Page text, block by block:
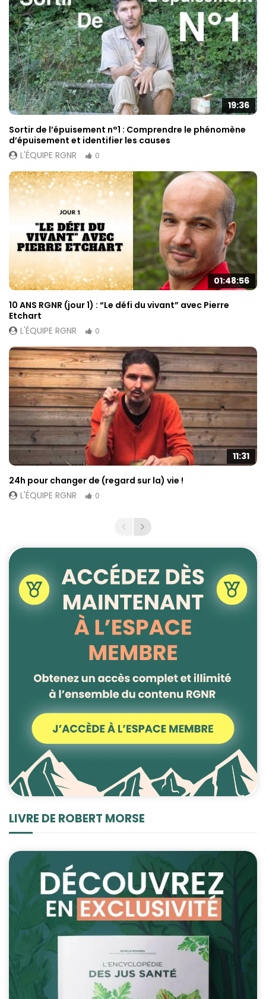
19:36
Sortir de l’épuisement n°1 : Comprendre le phénomène
d’épuisement et identifier les causes
L'ÉQUIPE RGNR
0
01:48:56
10 ANS RGNR (jour 1) : “Le défi du vivant” avec Pierre
Etchart
L'ÉQUIPE RGNR
0
11:31
24h pour changer de (regard sur la) vie !
L'ÉQUIPE RGNR
0
LIVRE DE ROBERT MORSE